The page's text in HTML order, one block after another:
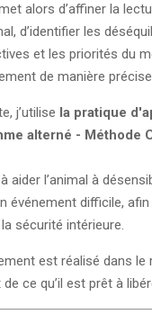
alors d’affiner la
d’identifier les
et les priorités du
de manière
j’utilise la pratique
alterné - Méthode
aider l’animal à
événement difficile,
sécurité intérieure.
est réalisé dans le
ce qu’il est prêt à